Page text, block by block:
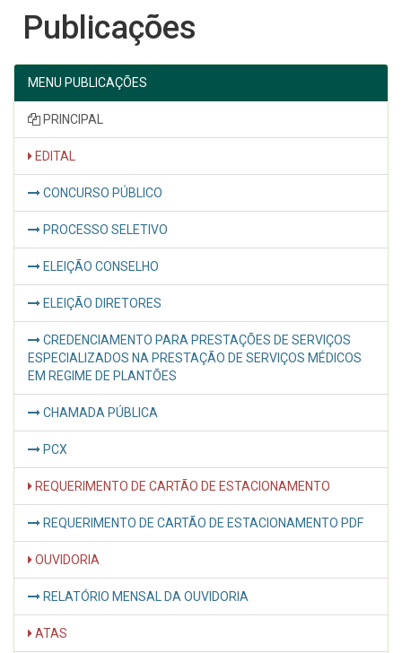
Publicações
MENU PUBLICAÇÕES
PRINCIPAL
EDITAL
CONCURSO PÚBLICO
PROCESSO SELETIVO
ELEIÇÃO CONSELHO
ELEIÇÃO DIRETORES
CREDENCIAMENTO PARA PRESTAÇÕES DE SERVIÇOS
ESPECIALIZADOS NA PRESTAÇÃO DE SERVIÇOS MÉDICOS
EM REGIME DE PLANTÕES
CHAMADA PÚBLICA
PCX
REQUERIMENTO DE CARTÃO DE ESTACIONAMENTO
REQUERIMENTO DE CARTÃO DE ESTACIONAMENTO PDF
OUVIDORIA
RELATÓRIO MENSAL DA OUVIDORIA
ATAS